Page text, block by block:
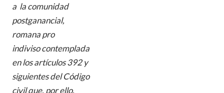
a la comunidad
postganancial,
romana pro
indiviso contemplada
en los artículos 392 y
siguientes del Código
civil que, por ello,